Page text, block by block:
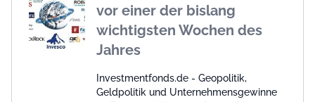
vor einer der bislang
wichtigsten Wochen des
Jahres
Investmentfonds.de - Geopolitik,
Geldpolitik und Unternehmensgewinne